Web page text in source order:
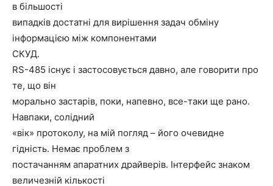
в більшості
випадків достатні для вирішення задач обміну
інформацією між компонентами
СКУД.
RS-485 існує і застосовується давно, але говорити про
те, що він
морально застарів, поки, напевно, все-таки ще рано.
Навпаки, солідний
«вік» протоколу, на мій погляд – його очевидне
гідність. Немає проблем з
постачанням апаратних драйверів. Інтерфейс знаком
величезній кількості